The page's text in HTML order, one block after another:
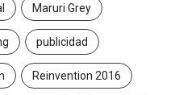
Maruri Grey
publicidad
Reinvention 2016